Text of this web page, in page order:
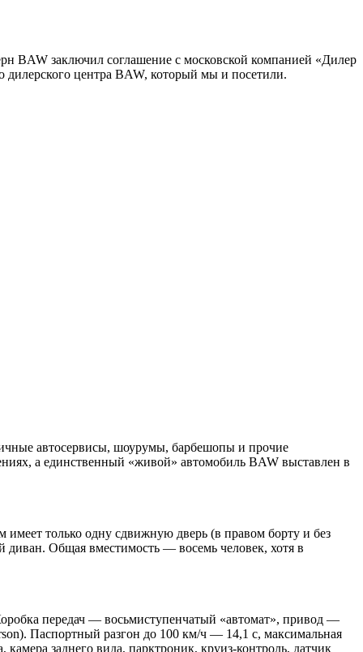
BAW заключил соглашение с московской компанией «Дилер
дилерского центра BAW, который мы и посетили.
автосервисы, шоурумы, барбешопы и прочие
а единственный «живой» автомобиль BAW выставлен в
только одну сдвижную дверь (в правом борту и без
диван. Общая вместимость — восемь человек, хотя в
передач — восьмиступенчатый «автомат», привод —
Паспортный разгон до 100 км/ч — 14,1 с, максимальная
заднего вида, парктроник, круиз-контроль, датчик